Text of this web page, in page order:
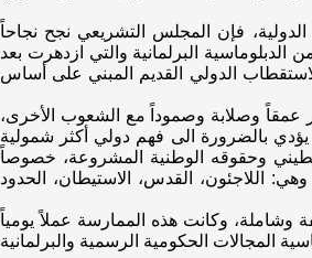
فإن المجلس التشريعي نجح نجاحاً
البرلمانية والتي ازدهرت بعد
الدولي القديم المبني على أساس
عمقاً وصلابة وصموداً مع الشعوب الأخرى،
بالضرورة الى فهم دولي أكثر شمولية
وحقوقه الوطنية المشروعة، خصوصاً
اللاجئون، القدس، الاستيطان، الحدود
وشاملة، وكانت هذه الممارسة عملاً يومياً
المجالات الحكومية الرسمية والبرلمانية